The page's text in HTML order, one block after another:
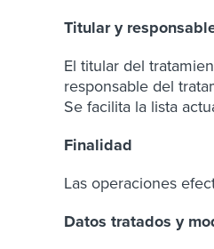
Titular y
El titular del
responsable del
Se facilita la lista
Finalidad
Las operaciones
Datos tratados y